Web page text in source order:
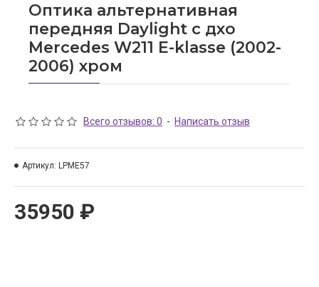
Оптика альтернативная
передняя Daylight c дхо
Mercedes W211 E-klasse (2002-
2006) хром
Всего отзывов: 0 - Написать отзыв
35950 ₽
Артикул: LPME57